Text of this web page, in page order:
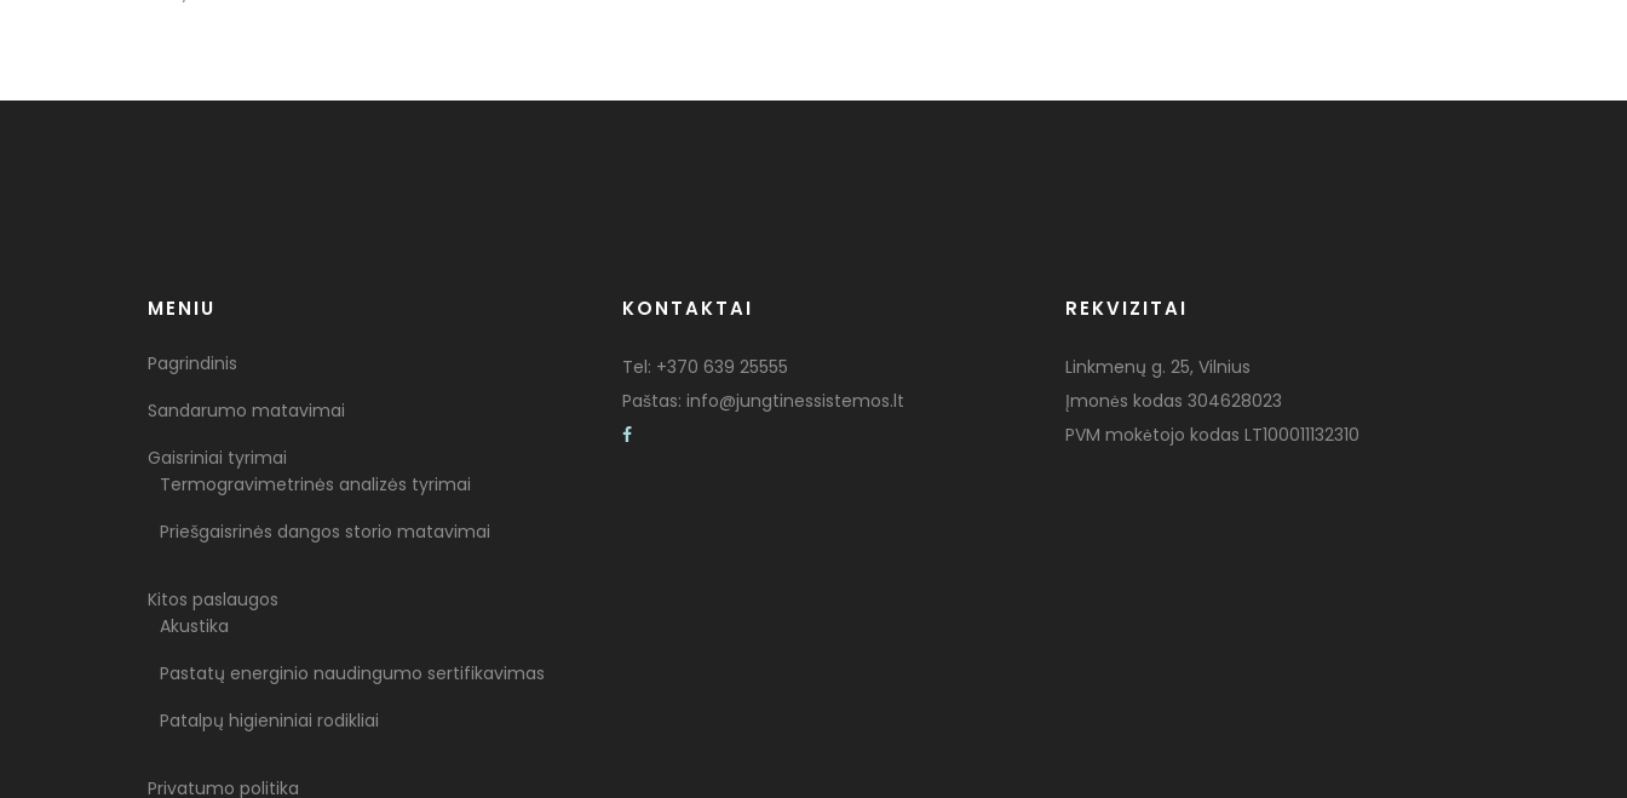
MENIU
Pagrindinis
Sandarumo matavimai
Gaisriniai tyrimai
Termogravimetrinės analizės tyrimai
Priešgaisrinės dangos storio matavimai
Kitos paslaugos
Akustika
Pastatų energinio naudingumo sertifikavimas
Patalpų higieniniai rodikliai
Privatumo politika
KONTAKTAI
Tel: +370 639 25555
Paštas: info@jungtinessistemos.lt
REKVIZITAI
Linkmenų g. 25, Vilnius
Įmonės kodas 304628023
PVM mokėtojo kodas LT100011132310